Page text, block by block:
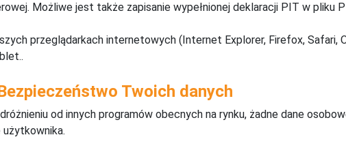
Możliwe jest także zapisanie wypełnionej deklaracji PIT w pliku
przeglądarkach internetowych (Internet Explorer, Firefox, Safari,
Twoich danych
od innych programów obecnych na rynku, żadne dane